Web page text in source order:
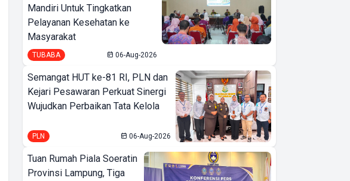
Mandiri Untuk Tingkatkan
Pelayanan Kesehatan ke
Masyarakat
TUBABA 06-Aug-2026
Semangat HUT ke-81 RI, PLN dan
Kejari Pesawaran Perkuat Sinergi
Wujudkan Perbaikan Tata Kelola
PLN 06-Aug-2026
Tuan Rumah Piala Soeratin
Provinsi Lampung, Tiga